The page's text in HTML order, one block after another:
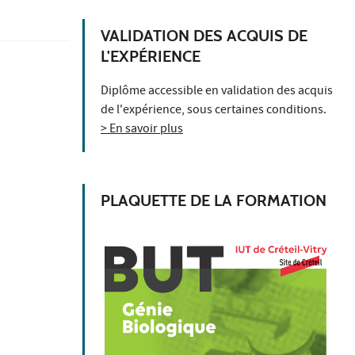
VALIDATION DES ACQUIS DE
L'EXPÉRIENCE
Diplôme accessible en validation des acquis
de l'expérience, sous certaines conditions.
> En savoir plus
PLAQUETTE DE LA FORMATION